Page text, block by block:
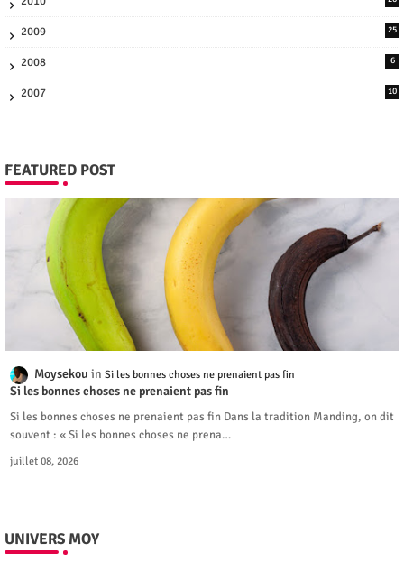
2009 25
2008 6
2007 10
FEATURED POST
Moysekou Si les bonnes choses ne prenaient pas fin
Si les bonnes choses ne prenaient pas fin
Si les bonnes choses ne prenaient pas fin Dans la tradition Manding, on dit
souvent : « Si les bonnes choses ne prena…
juillet 08, 2026
UNIVERS MOY